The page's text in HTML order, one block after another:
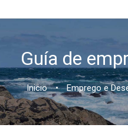
Guía de
Inicio • Emprego e